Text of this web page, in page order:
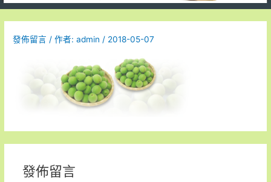
發佈留言 / 作者:admin / 2018-05-07
發佈留言